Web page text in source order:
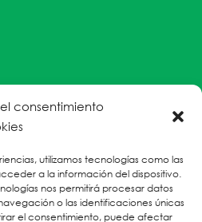
consentimiento
utilizamos tecnologías como las
a la información del dispositivo.
nos permitirá procesar datos
o las identificaciones únicas
el consentimiento, puede afectar
con la
hacia personas
internas y/o
Violencias Basadas en